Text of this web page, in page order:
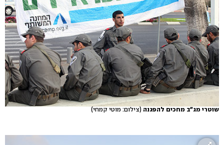
שוטרי מג"ב מחכים להפגנה (צילום: מוטי קמחי)